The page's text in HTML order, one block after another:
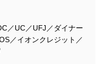
／UC／UFJ／ダイナー
／イオンクレジット／